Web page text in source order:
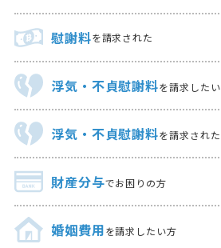
慰謝料を請求された
浮気・不貞慰謝料を請求したい
浮気・不貞慰謝料を請求された
財産分与でお困りの方
婚姻費用を請求したい方